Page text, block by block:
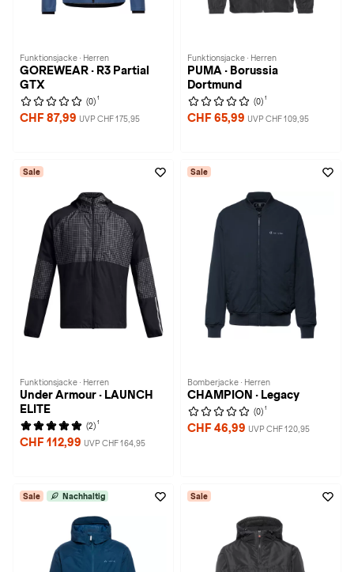
Funktionsjacke · Herren
GOREWEAR · R3 Partial
GTX
(0) 1
CHF 87,99 UVP CHF 175,95
Funktionsjacke · Herren
PUMA · Borussia
Dortmund
(0) 1
CHF 65,99 UVP CHF 109,95
Sale
Funktionsjacke · Herren
Under Armour · LAUNCH
ELITE
(2) 1
CHF 112,99 UVP CHF 164,95
Sale
Bomberjacke · Herren
CHAMPION · Legacy
(0) 1
CHF 46,99 UVP CHF 120,95
Sale Nachhaltig Sale